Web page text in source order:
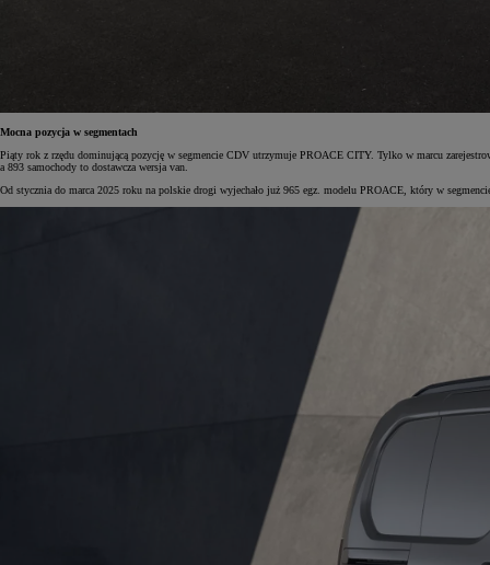
Mocna pozycja w segmentach
Piąty rok z rzędu dominującą pozycję w segmencie CDV utrzymuje PROACE CITY. Tylko w marcu
a 893 samochody to dostawcza wersja van.
Od stycznia do marca 2025 roku na polskie drogi wyjechało już 965 egz. modelu PROACE, który w